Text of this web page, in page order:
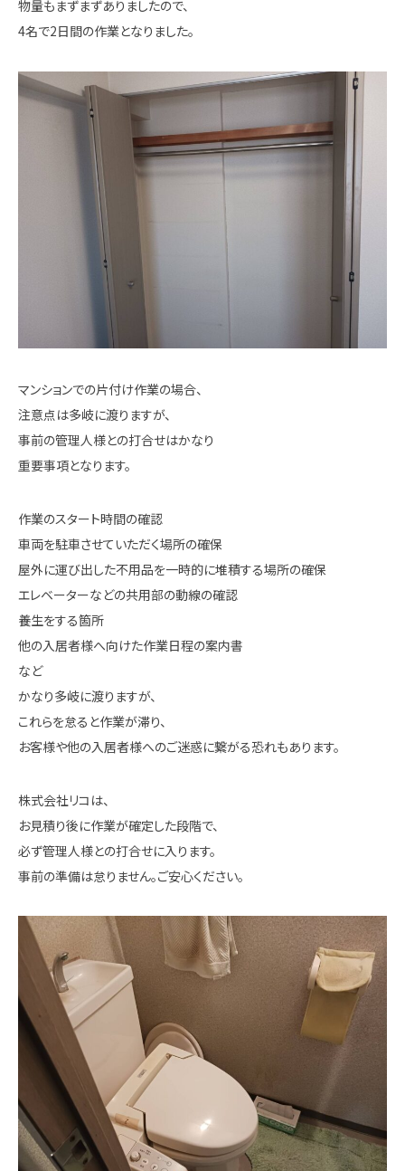
物量もまずまずありましたので、
4名で2日間の作業となりました。
マンションでの片付け作業の場合、
注意点は多岐に渡りますが、
事前の管理人様との打合せはかなり
重要事項となります。
作業のスタート時間の確認
車両を駐車させていただく場所の確保
屋外に運び出した不用品を一時的に堆積する場所の確保
エレベーターなどの共用部の動線の確認
養生をする箇所
他の入居者様へ向けた作業日程の案内書
など
かなり多岐に渡りますが、
これらを怠ると作業が滞り、
お客様や他の入居者様へのご迷惑に繋がる恐れもあります。
株式会社リコは、
お見積り後に作業が確定した段階で、
必ず管理人様との打合せに入ります。
事前の準備は怠りません。ご安心ください。